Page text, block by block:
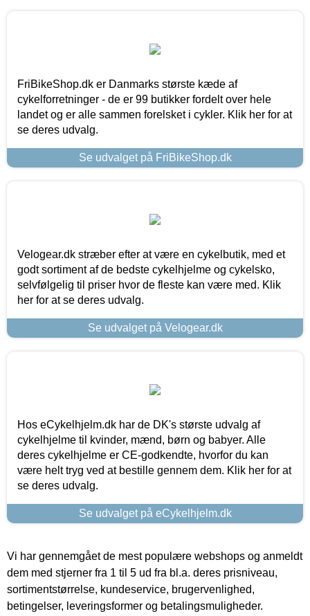
FriBikeShop.dk er Danmarks største kæde af
cykelforretninger - de er 99 butikker fordelt over hele
landet og er alle sammen forelsket i cykler. Klik her for at
se deres udvalg.
Se udvalget på FriBikeShop.dk
Velogear.dk stræber efter at være en cykelbutik, med et
godt sortiment af de bedste cykelhjelme og cykelsko,
selvfølgelig til priser hvor de fleste kan være med. Klik
her for at se deres udvalg.
Se udvalget på Velogear.dk
Hos eCykelhjelm.dk har de DK's største udvalg af
cykelhjelme til kvinder, mænd, børn og babyer. Alle
deres cykelhjelme er CE-godkendte, hvorfor du kan
være helt tryg ved at bestille gennem dem. Klik her for at
se deres udvalg.
Se udvalget på eCykelhjelm.dk
Vi har gennemgået de mest populære webshops og anmeldt
dem med stjerner fra 1 til 5 ud fra bl.a. deres prisniveau,
sortimentstørrelse, kundeservice, brugervenlighed,
betingelser, leveringsformer og betalingsmuligheder.